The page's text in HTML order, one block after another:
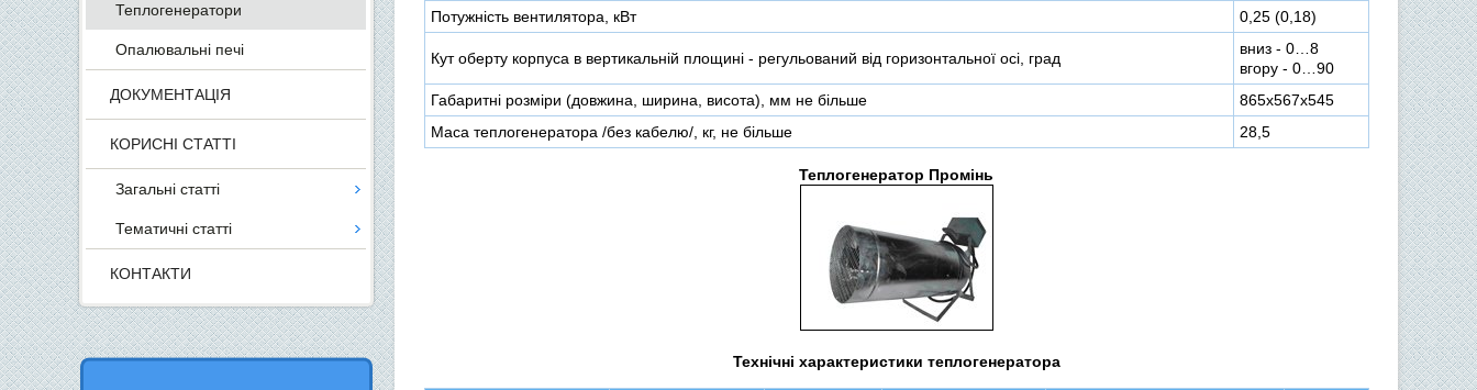
Теплогенератори
Опалювальні печі
ДОКУМЕНТАЦІЯ
КОРИСНІ СТАТТІ
Загальні статті
Тематичні статті
КОНТАКТИ
Потужність вентилятора, кВт
0,25 (0,18)
Кут оберту корпуса в вертикальній площині - регульований від горизонтальної осі, град
вниз - 0…8
вгору - 0…90
Габаритні розміри (довжина, ширина, висота), мм не більше
865х567х545
Маса теплогенератора /без кабелю/, кг, не більше
28,5
Теплогенератор Промінь
Технічні характеристики теплогенератора